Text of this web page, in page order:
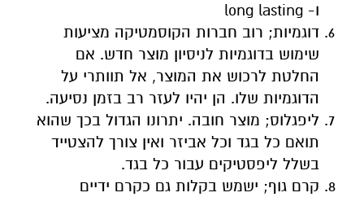
ו- long lasting
דוגמיות; רוב חברות הקוסמטיקה מציעות
שימוש בדוגמיות לניסיון מוצר חדש. אם
החלטת לרכוש את המוצר, אל תוותרי על
הדוגמיות שלו. הן יהיו לעזר רב בזמן נסיעה.
ליפגלוס; מוצר חובה. יתרונו הגדול בכך שהוא
תואם כל בגד וכל אביזר ואין צורך להצטייד
בשלל ליפסטיקים עבור כל בגד.
קרם גוף; ישמש בקלות גם כקרם ידיים